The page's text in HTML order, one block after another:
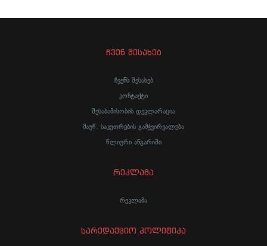
ჩვენ შესახებ
ჩვენს შესახებ
კონტაქტი
შესაბამისობის დეკლარაცია
მაუწ. საკუთრების გამჭვირვალება
წლიური ანგარიში
რეკლამა
რეკლამა
სარედაქციო პოლიტიკა